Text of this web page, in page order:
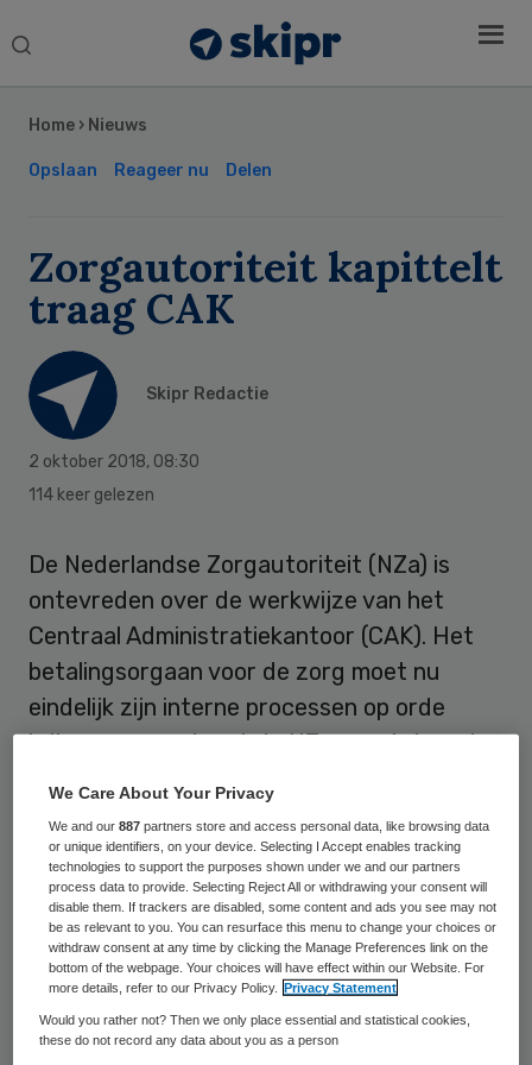
Search
Home › Nieuws
Opslaan Reageer nu Delen
Zorgautoriteit kapittelt
traag CAK
Skipr Redactie
2 oktober 2018, 08:30
114 keer gelezen
De Nederlandse Zorgautoriteit (NZa) is
ontevreden over de werkwijze van het
Centraal Administratiekantoor (CAK). Het
betalingsorgaan voor de zorg moet nu
eindelijk zijn interne processen op orde
krijgen, waarschuwt de NZa, want door de
de hele publieke verantwoordingscyclus in
het gedrang.
De NZa gaf het CAK deze zomer een
aanwijzing wegens het niet halen van de
aanleverdeadline van 1 juli. Als onderdeel
van de aanwijzing kreeg het CAK een
maand extra de tijd. Ook deze termijn wist
Sidebar
We Care About Your Privacy
We and our887 partners store and access personal data, like browsing data
or unique identifiers, on your device. Selecting I Accept enables tracking
technologies to support the purposes shown under we and our partners
process data to provide. Selecting Reject All or withdrawing your consent will
disable them. If trackers are disabled, some content and ads you see may not
be as relevant to you. You can resurface this menu to change your choices or
withdraw consent at any time by clicking the Manage Preferences link on the
bottom of the webpage. Your choices will have effect within our Website. For
more details, refer to our Privacy Policy.
Privacy Statement
Would you rather not? Then we only place essential and statistical cookies,
these do not record any data about you as a person